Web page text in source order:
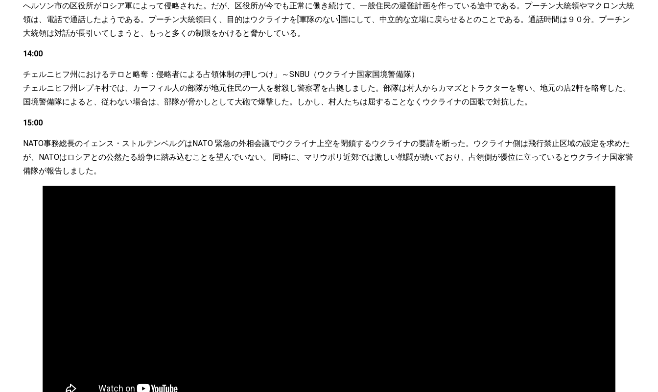
へルソン市の区役所がロシア軍によって侵略された。だが、区役所が今でも正常に働き続けて、一般住民の避難計画を作っている途中である。プーチン大統領やマクロン大統
領は、電話で通話したようである。プーチン大統領曰く、目的はウクライナを[軍隊のない]国にして、中立的な立場に戻らせるとのことである。通話時間は９０分。プーチン
大統領は対話が長引いてしまうと、もっと多くの制限をかけると脅かしている。
14:00
チェルニヒフ州におけるテロと略奪：侵略者による占領体制の押しつけ」～SNBU（ウクライナ国家国境警備隊）
チェルニヒフ州レプキ村では、カーフィル人の部隊が地元住民の一人を射殺し警察署を占拠しました。部隊は村人からカマズとトラクターを奪い、地元の店2軒を略奪した。
国境警備隊によると、従わない場合は、部隊が脅かしとして大砲で爆撃した。しかし、村人たちは屈することなくウクライナの国歌で対抗した。
15:00
NATO事務総長のイェンス・ストルテンベルグはNATO 緊急の外相会議でウクライナ上空を閉鎖するウクライナの要請を断った。ウクライナ側は飛行禁止区域の設定を求めた
が、NATOはロシアとの公然たる紛争に踏み込むことを望んでいない。 同時に、マリウポリ近郊では激しい戦闘が続いており、占領側が優位に立っているとウクライナ国家警
備隊が報告しました。